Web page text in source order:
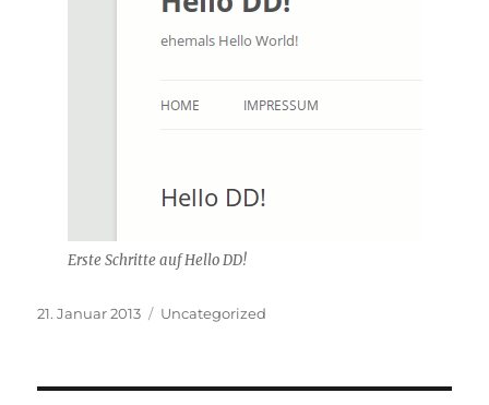
Erste Schritte auf Hello DD!
Veröffentlicht
21. Januar 2013 Kategorien
Uncategorized